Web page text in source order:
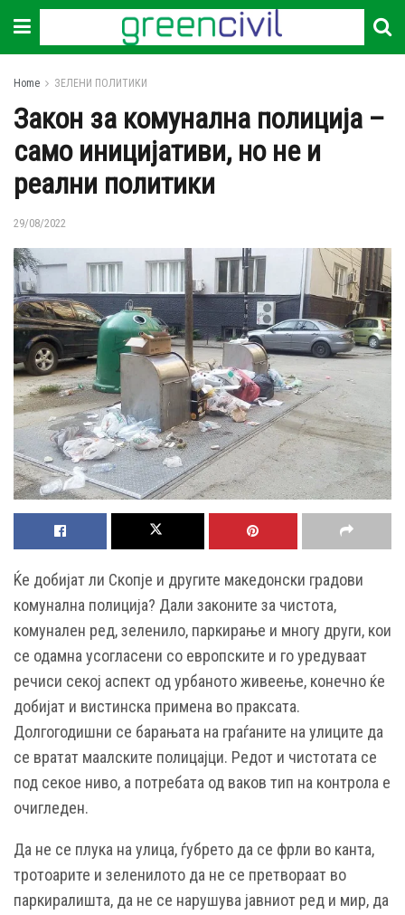
Home ЗЕЛЕНИ ПОЛИТИКИ
Закон за комунална полиција –
само иницијативи, но не и
реални политики
29/08/2022
Ќе добијат ли Скопје и другите македонски градови
комунална полиција? Дали законите за чистота,
комунален ред, зеленило, паркирање и многу други, кои
се одамна усогласени со европските и го уредуваат
речиси секој аспект од урбаното живеење, конечно ќе
добијат и вистинска примена во праксата.
Долгогодишни се барањата на граѓаните на улиците да
се вратат маалските полицајци. Редот и чистотата се
под секое ниво, а потребата од ваков тип на контрола е
очигледен.
Да не се плука на улица, ѓубрето да се фрли во канта,
тротоарите и зеленилото да не се претвораат во
паркиралишта, да не се нарушува јавниот ред и мир, да